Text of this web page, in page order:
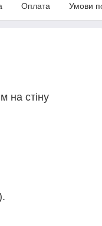
Оплата Умови
на стіну